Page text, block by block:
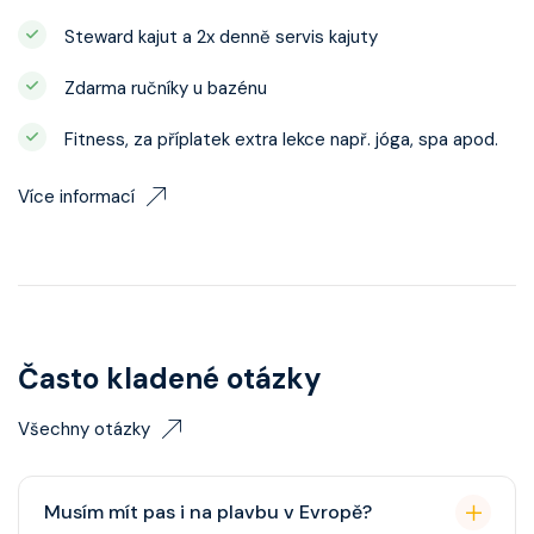
Steward kajut a 2x denně servis kajuty
Zdarma ručníky u bazénu
Fitness, za příplatek extra lekce např. jóga, spa apod.
Více informací
Často kladené otázky
Všechny otázky
Musím mít pas i na plavbu v Evropě?